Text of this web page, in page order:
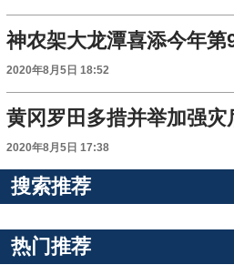
神农架大龙潭喜添今年第
2020年8月5日 18:52
黄冈罗田多措并举加强灾
2020年8月5日 17:38
搜索推荐
热门推荐